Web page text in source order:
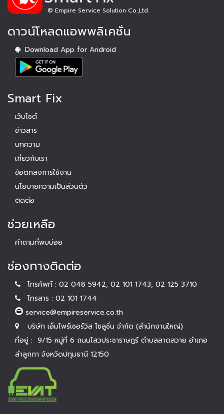
© Empire Service Solution Co.,Ltd.
ดาวน์โหลดแอพพลิเคชั่น
Download App for Android
Smart Fix
เว็บไซต์
ข่าวสาร
บทความ
เกี่ยวกับเรา
ข้อตกลงการใช้งาน
นโยบายความเป็นส่วนตัว
ติดต่อ
ช่วยเหลือ
คำถามที่พบบ่อย
ช่องทางติดต่อ
โทรศัพท์ : 02 048 5942, 02 101 1743, 02 125 3710
โทรสาร : 02 101 1744
service@empireservice.co.th
บริษัท เอ็มไพร์เซอร์วิส โซลูชั่น จำกัด (สำนักงานใหญ่)
ที่อยู่ : 9/15 หมู่ที่ 6 ถนนไสวประชาราษฎร์ ตำบลลาดสวาย อำเภอ
ลำลูกกา จังหวัดปทุมธานี 12150